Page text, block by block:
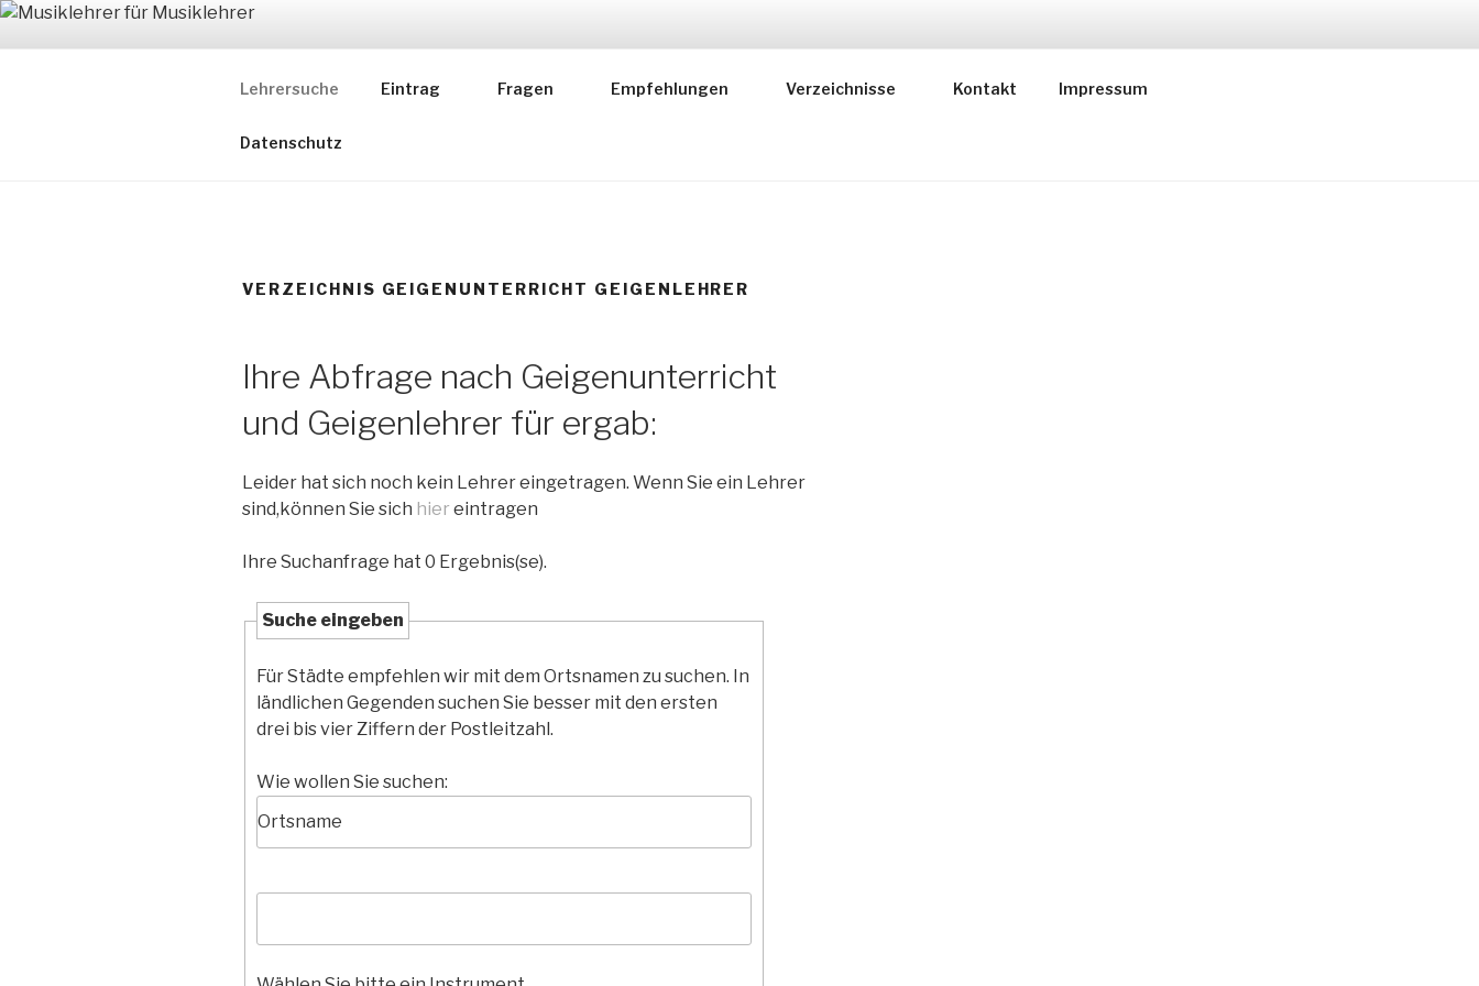
Zum
MUSIKLEHRER FÜR MUSIKLEHRER
Lehrersuche Eintrag Fragen Empfehlungen Verzeichnisse Kontakt Impressum
Datenschutz
VERZEICHNIS GEIGENUNTERRICHT GEIGENLEHRER
Ihre Abfrage nach Geigenunterricht
und Geigenlehrer für ergab:
Leider hat sich noch kein Lehrer eingetragen. Wenn Sie ein Lehrer
sind,können Sie sich hier eintragen
Ihre Suchanfrage hat 0 Ergebnis(se).
Suche eingeben
Für Städte empfehlen wir mit dem Ortsnamen zu suchen. In
ländlichen Gegenden suchen Sie besser mit den ersten
drei bis vier Ziffern der Postleitzahl.
Wie wollen Sie suchen: